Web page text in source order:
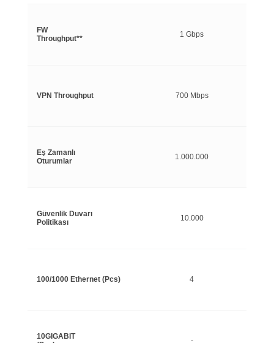
10.000
1 Gbps
Güvenlik Duvarı
Politikası
FW
Throughput**
100/1000 Ethernet (Pcs)
VPN Throughput
10GIGABIT
Eş Zamanlı
Oturumlar
4
700 Mbps
-
1.000.000